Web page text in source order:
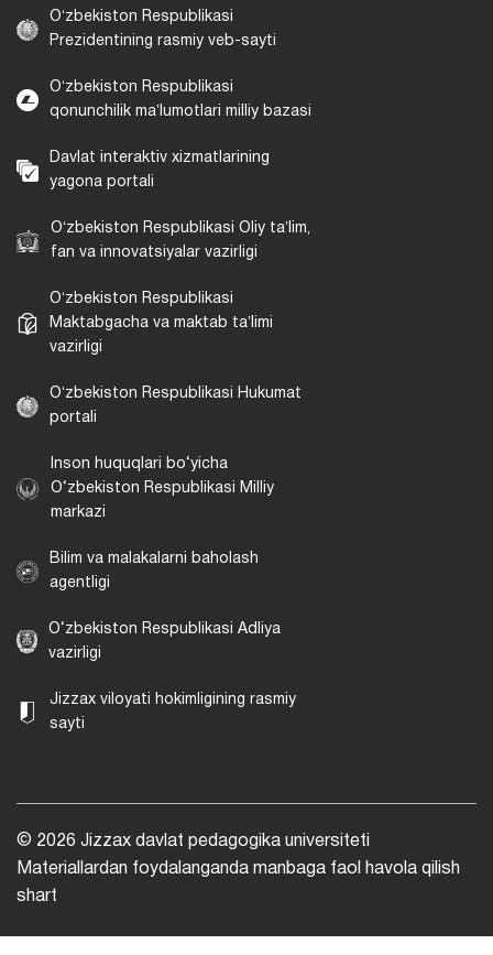
Oʻzbekiston Respublikasi
Prezidentining rasmiy veb-sayti
Oʻzbekiston Respublikasi
qonunchilik maʼlumotlari milliy bazasi
Davlat interaktiv xizmatlarining
yagona portali
Oʻzbekiston Respublikasi Oliy taʼlim,
fan va innovatsiyalar vazirligi
Oʻzbekiston Respublikasi
Maktabgacha va maktab taʼlimi
vazirligi
Oʻzbekiston Respublikasi Hukumat
portali
Inson huquqlari bo‘yicha
O‘zbekiston Respublikasi Milliy
markazi
Bilim va malakalarni baholash
agentligi
O‘zbekiston Respublikasi Adliya
vazirligi
Jizzax viloyati hokimligining rasmiy
sayti
© 2026 Jizzax davlat pedagogika universiteti
Materiallardan foydalanganda manbaga faol havola qilish
shart